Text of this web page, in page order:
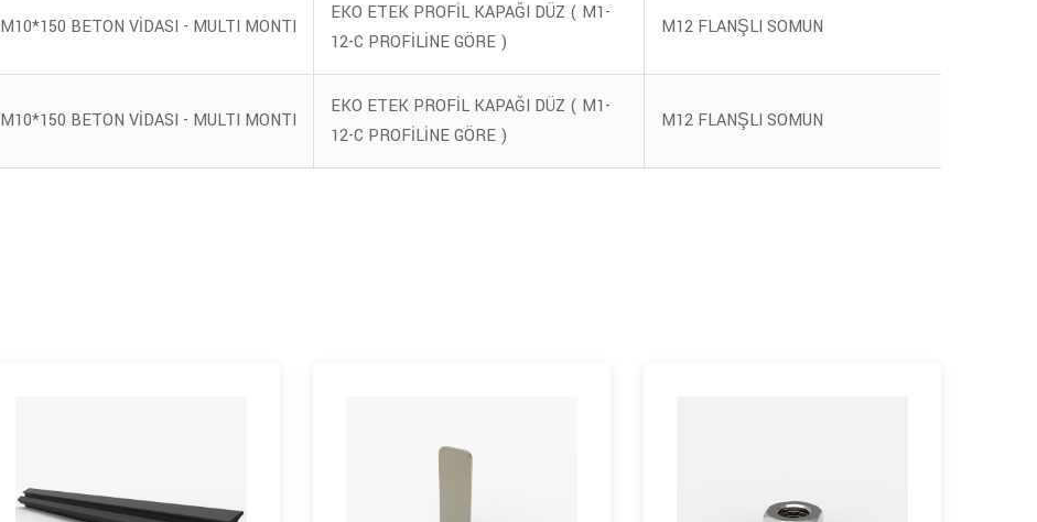
M10*150 BETON VİDASI - MULTI MONTI
EKO ETEK PROFİL KAPAĞI DÜZ ( M1-
12-C PROFİLİNE GÖRE )
M12 FLANŞLI SOMUN
M10*150 BETON VİDASI - MULTI MONTI
EKO ETEK PROFİL KAPAĞI DÜZ ( M1-
12-C PROFİLİNE GÖRE )
M12 FLANŞLI SOMUN